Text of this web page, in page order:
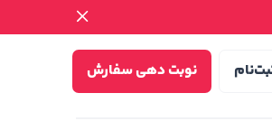
نوبت دهی سفارش